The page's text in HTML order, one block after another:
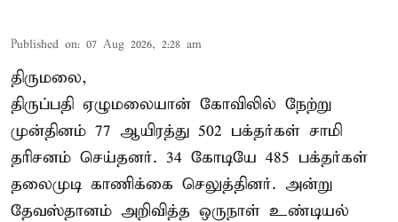
Published on: 07 Aug 2026, 2:28 am
திருமலை,
திருப்பதி ஏழுமலையான் கோவிலில் நேற்று
முன்தினம் 77 ஆயிரத்து 502 பக்தர்கள் சாமி
தரிசனம் செய்தனர். 34 கோடியே 485 பக்தர்கள்
தலைமுடி காணிக்கை செலுத்தினர். அன்று
தேவஸ்தானம் அறிவித்த ஒருநாள் உண்டியல்